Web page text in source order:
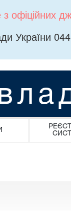
офіційних
України